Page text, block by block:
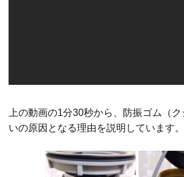
上の動画の1分30秒から、防振ゴム（
いの原因となる理由を説明しています。